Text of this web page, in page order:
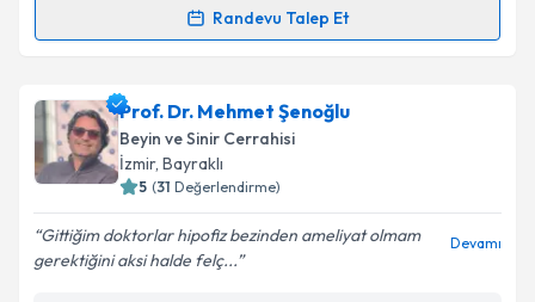
Randevu Talep Et
almanız için bir takvim hazırlandığında e-posta ile
bilgilendireceğiz.
E-posta Adresiniz
Prof. Dr. Mehmet Şenoğlu
Beyin ve Sinir Cerrahisi
İzmir, Bayraklı
5 (31 Değerlendirme)
Gittiğim doktorlar hipofiz bezinden ameliyat olmam
gerektiğini aksi halde felç...
Devamı